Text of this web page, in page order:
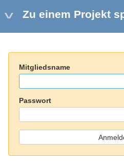
Zu einem Projekt
Mitgliedsname
Passwort